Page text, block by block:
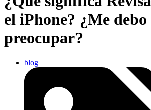
el iPhone? ¿Me debo
preocupar?
blog